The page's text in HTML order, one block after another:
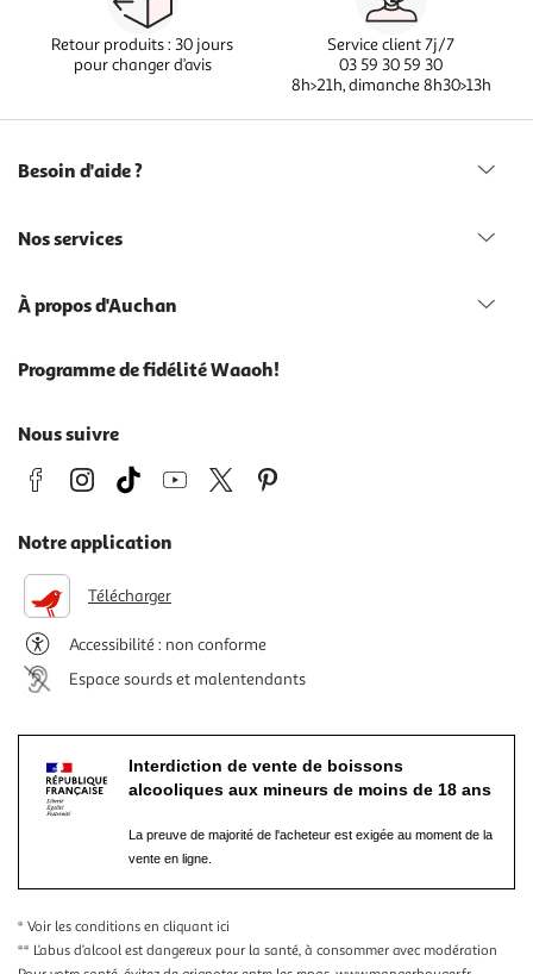
Retour produits : 30 jours
pour changer d’avis
Service client 7j/7
03 59 30 59 30
8h>21h, dimanche 8h30>13h
Besoin d'aide ?
Nos services
À propos d'Auchan
Programme de fidélité Waaoh!
Nous suivre
Notre application
Télécharger
Accessibilité : non conforme
Espace sourds et malentendants
Interdiction de vente de boissons
alcooliques aux mineurs de moins de 18 ans
La preuve de majorité de l'acheteur est exigée au moment de la
vente en ligne.
* Voir les conditions en cliquant ici
** L’abus d’alcool est dangereux pour la santé, à consommer avec modération